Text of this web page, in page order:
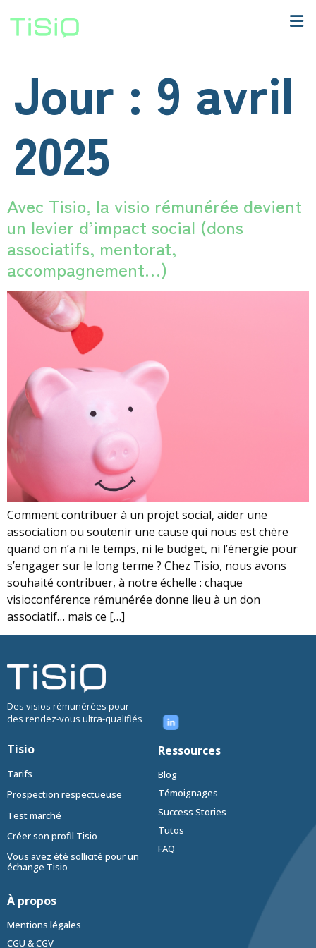
Jour : 9 avril
2025
Avec Tisio, la visio rémunérée devient
un levier d’impact social (dons
associatifs, mentorat,
accompagnement…)
Comment contribuer à un projet social, aider une
association ou soutenir une cause qui nous est chère
quand on n’a ni le temps, ni le budget, ni l’énergie pour
s’engager sur le long terme ? Chez Tisio, nous avons
souhaité contribuer, à notre échelle : chaque
visioconférence rémunérée donne lieu à un don
associatif… mais ce […]
Des visios rémunérées pour
des rendez-vous ultra-qualifiés
Tisio
Tarifs
Prospection respectueuse
Test marché
Créer son profil Tisio
Vous avez été sollicité pour un
échange Tisio
Ressources
Blog
Témoignages
Success Stories
Tutos
FAQ
À propos
Mentions légales
CGU & CGV